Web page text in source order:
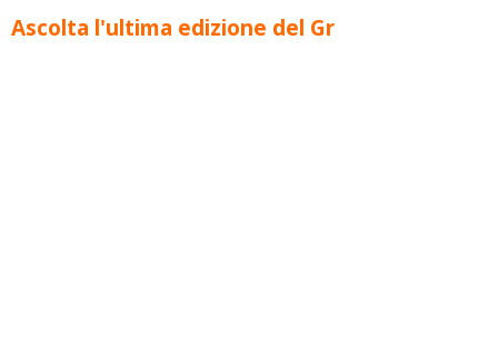
Ascolta l'ultima edizione del Gr